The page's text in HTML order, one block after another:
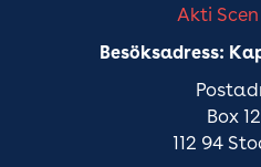
Akti
Besöksadress:
Box
112 94